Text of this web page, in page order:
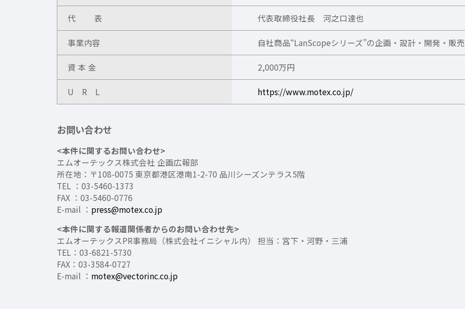
代 表 代表取締役社長 河之口達也
事業内容 自社商品“LanScopeシリーズ”の企画・設計・開発・販売
資 本 金 2,000万円
U R L https://www.motex.co.jp/
お問い合わせ
<本件に関するお問い合わせ>
エムオーテックス株式会社 企画広報部
所在地：〒108-0075 東京都港区港南1-2-70 品川シーズンテラス5階
TEL ：03-5460-1373
FAX ：03-5460-0776
E-mail ： press@motex.co.jp
<本件に関する報道関係者からのお問い合わせ先>
エムオーテックスPR事務局（株式会社イニシャル内） 担当：宮下・河野・三浦
TEL：03-6821-5730
FAX：03-3584-0727
E-mail ： motex@vectorinc.co.jp